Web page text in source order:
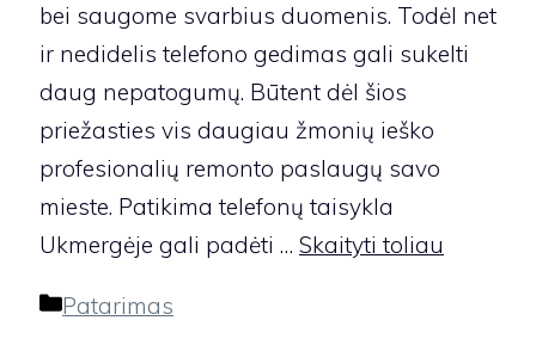
bei saugome svarbius duomenis. Todėl net
ir nedidelis telefono gedimas gali sukelti
daug nepatogumų. Būtent dėl šios
priežasties vis daugiau žmonių ieško
profesionalių remonto paslaugų savo
mieste. Patikima telefonų taisykla
Ukmergėje gali padėti … Skaityti toliau
Kategorijos
Patarimas